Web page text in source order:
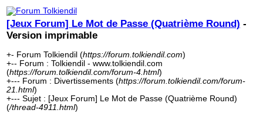
[Jeux Forum] Le Mot de Passe (Quatrième Round) -
Version imprimable
+- Forum Tolkiendil (https://forum.tolkiendil.com)
+-- Forum : Tolkiendil - www.tolkiendil.com
(https://forum.tolkiendil.com/forum-4.html)
+--- Forum : Divertissements (https://forum.tolkiendil.com/forum-
21.html)
+--- Sujet : [Jeux Forum] Le Mot de Passe (Quatrième Round)
(/thread-4911.html)